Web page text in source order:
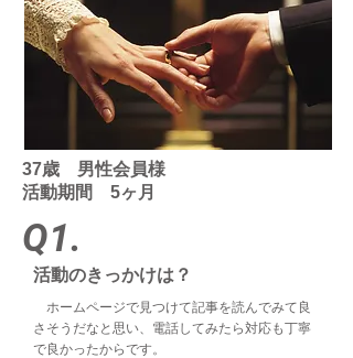
37歳 男性会員様
活動期間 5ヶ月
活動のきっかけは？
ホームページで見つけて記事を読んでみて良
さそうだなと思い、電話してみたら対応も丁寧
で良かったからです。
Q1.